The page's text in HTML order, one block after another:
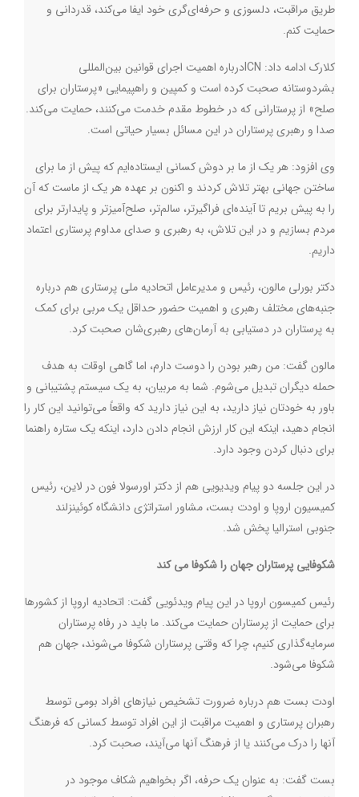
طریق مراقبت، دلسوزی و حرفه‌ای‌گری خود ایفا می‌کند، قدردانی و
حمایت کنم.
کلارک ادامه داد: ICNدرباره اهمیت اجرای قوانین بین‌المللی
بشردوستانه صحبت کرده است و کمپین و راهپیمایی «پرستاران برای
صلح» از پرستارانی که در خطوط مقدم خدمت می‌کنند، حمایت می‌کند.
صدا و رهبری پرستاران در این مسائل بسیار حیاتی است.
وی افزود:‌ هر یک از ما بر دوش کسانی ایستاده‌ایم که پیش از ما برای
ساختن جهانی بهتر تلاش کردند و اکنون بر عهده هر یک از ماست که آن
را به پیش بریم تا آینده‌ای فراگیرتر، سالم‌تر، صلح‌آمیزتر و پایدارتر برای
مردم بسازیم و در این تلاش، به رهبری و صدای مداوم پرستاری اعتماد
داریم.
دکتر بورلی مالون، رئیس و مدیرعامل اتحادیه ملی پرستاری هم درباره
جنبه‌های مختلف رهبری و اهمیت حضور حداقل یک مربی برای کمک
به پرستاران در دستیابی به آرمان‌های رهبری‌شان صحبت کرد.
مالون گفت: من رهبر بودن را دوست دارم، اما گاهی اوقات به هدف
حمله دیگران تبدیل می‌شوم. شما به مربیان، به یک سیستم پشتیبانی و
باور به خودتان نیاز دارید، به این نیاز دارید که واقعاً می‌توانید این کار را
انجام دهید، اینکه این کار ارزش انجام دادن دارد، اینکه یک ستاره راهنما
برای دنبال کردن وجود دارد.
در این جلسه دو پیام ویدیویی هم از دکتر اورسولا فون در لاین، رئیس
کمیسیون اروپا و اودت بست، مشاور استراتژی دانشگاه کوئینزلند
جنوبی استرالیا پخش شد.
شکوفایی پرستاران جهان را شکوفا می کند
رئیس کمیسون اروپا در این پیام ویدئویی گفت: اتحادیه اروپا از کشورها
برای حمایت از پرستاران حمایت می‌کند. ما باید در رفاه پرستاران
سرمایه‌گذاری کنیم، چرا که وقتی پرستاران شکوفا می‌شوند، جهان هم
شکوفا می‌شود.
اودت بست هم درباره ضرورت تشخیص نیازهای افراد بومی توسط
رهبران پرستاری و اهمیت مراقبت از این افراد توسط کسانی که فرهنگ
آنها را درک می‌کنند یا از فرهنگ آنها می‌آیند، صحبت کرد.
بست گفت: به عنوان یک حرفه، اگر بخواهیم شکاف موجود در